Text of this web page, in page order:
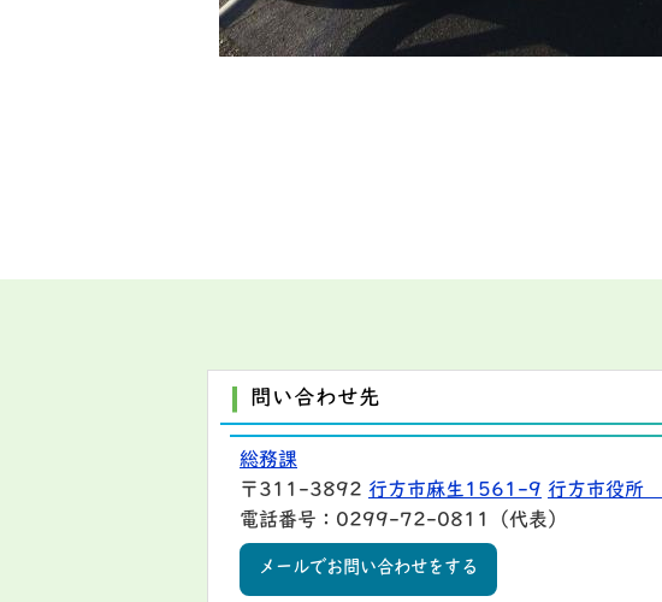
問い合わせ先
総務課
〒311-3892 行方市麻生1561-9 行方市役
電話番号：0299-72-0811（代表）
メールでお問い合わせをする